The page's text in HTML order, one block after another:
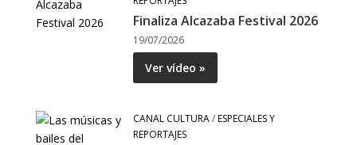
Finaliza Alcazaba Festival 2026
19/07/2026
Ver vídeo »
CANAL CULTURA/ESPECIALES Y
REPORTAJES